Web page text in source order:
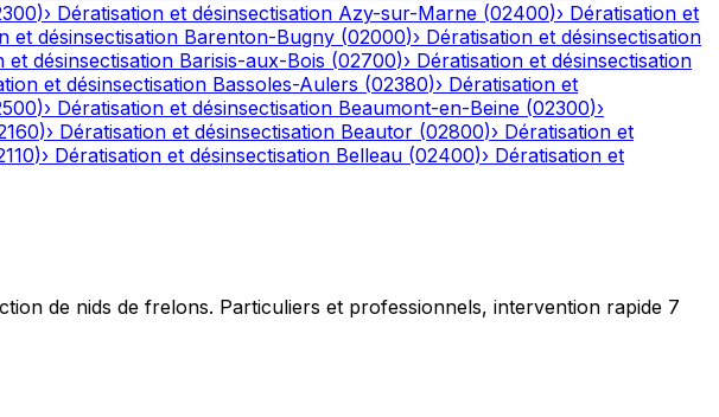
)› Dératisation et désinsectisation Azy-sur-Marne (02400)› Dératisation et
et désinsectisation Barenton-Bugny (02000)› Dératisation et désinsectisation
et désinsectisation Barisis-aux-Bois (02700)› Dératisation et désinsectisation
et désinsectisation Bassoles-Aulers (02380)› Dératisation et
)› Dératisation et désinsectisation Beaumont-en-Beine (02300)›
)› Dératisation et désinsectisation Beautor (02800)› Dératisation et
)› Dératisation et désinsectisation Belleau (02400)› Dératisation et
de nids de frelons. Particuliers et professionnels, intervention rapide 7